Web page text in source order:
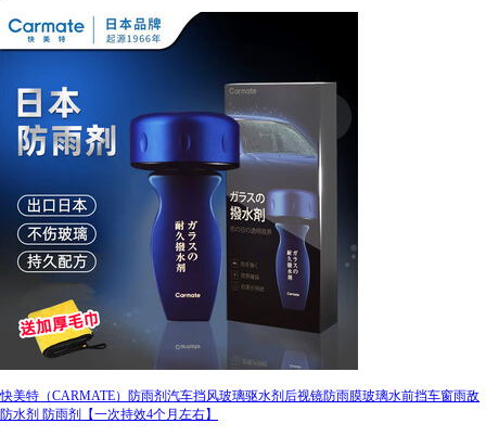
快美特（CARMATE）防雨剂汽车挡风玻璃驱水剂后视镜防雨膜玻璃水前挡车窗雨敌
防水剂 防雨剂【一次持效4个月左右】